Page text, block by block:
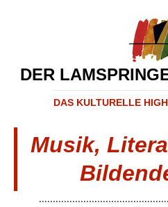
DER
DAS KULTURELLE
Musik,